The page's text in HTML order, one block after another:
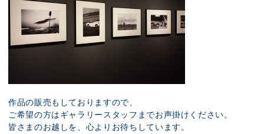
作品の販売もしておりますので、
ご希望の方はギャラリースタッフまでお声掛けください。
皆さまのお越しを、心よりお待ちしています。